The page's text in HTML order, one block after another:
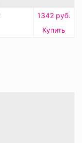
1342 руб.
Купить